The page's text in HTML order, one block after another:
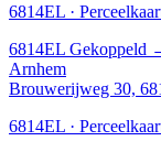
6814EL ·
6814EL Gekoppeld
Arnhem
Brouwerijweg 30,
6814EL ·